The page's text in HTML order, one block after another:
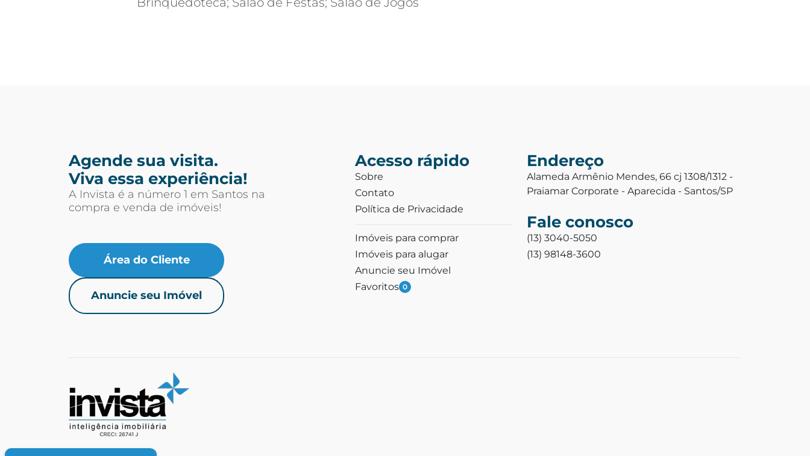
Agende sua visita.
Viva essa experiência!
A Invista é a número 1 em Santos na
compra e venda de imóveis!
Área do Cliente
Anuncie seu Imóvel
Acesso rápido
Sobre
Contato
Política de Privacidade
Imóveis para comprar
Imóveis para alugar
Anuncie seu Imóvel
Favoritos 0
Endereço
Alameda Armênio Mendes, 66 cj 1308/1312 -
Praiamar Corporate - Aparecida - Santos/SP
Fale conosco
(13) 3040-5050
(13) 98148-3600